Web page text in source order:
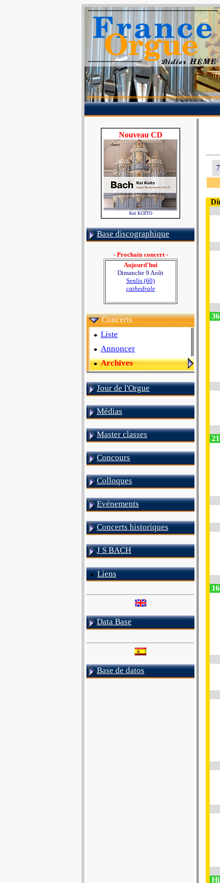
Nouveau CD
Kei KOÏTO
Base discographique
- Prochain concert -
Aujourd'hui
Dimanche 9 Août
Senlis (60)
cathedrale
Concerts
Liste
Annoncer
Archives
Jour de l'Orgue
Médias
Master classes
Concours
Colloques
Evénements
Concerts historiques
J S BACH
Liens
Data Base
Base de datos